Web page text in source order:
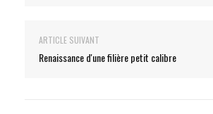
ARTICLE SUIVANT
Renaissance d'une filière petit calibre